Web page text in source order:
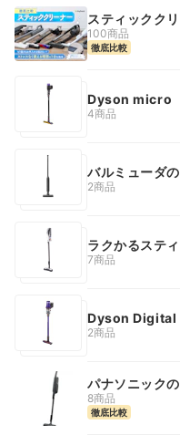
スティックク
100商品
徹底比較
Dyson micro
4商品
バルミューダ
2商品
ラクかるステ
7商品
Dyson Digital
2商品
パナソニック
8商品
徹底比較